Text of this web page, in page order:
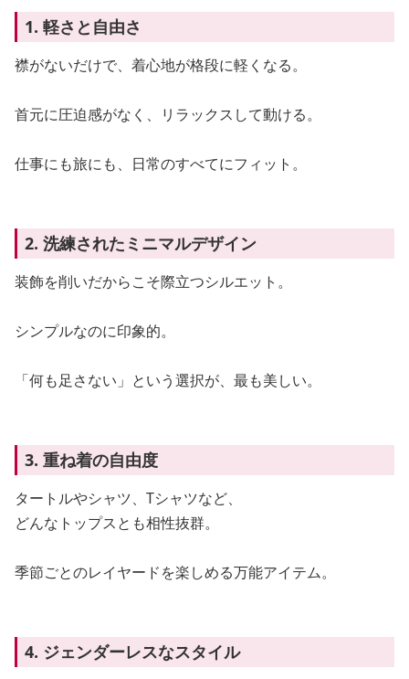
1. 軽さと自由さ
襟がないだけで、着心地が格段に軽くなる。
首元に圧迫感がなく、リラックスして動ける。
仕事にも旅にも、日常のすべてにフィット。
2. 洗練されたミニマルデザイン
装飾を削いだからこそ際立つシルエット。
シンプルなのに印象的。
「何も足さない」という選択が、最も美しい。
3. 重ね着の自由度
タートルやシャツ、Tシャツなど、
どんなトップスとも相性抜群。
季節ごとのレイヤードを楽しめる万能アイテム。
4. ジェンダーレスなスタイル